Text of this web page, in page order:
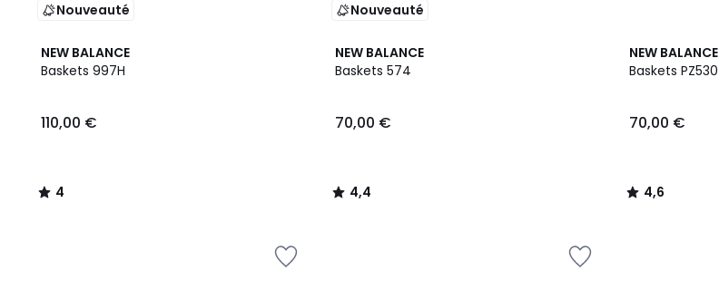
Nouveauté
NEW BALANCE
Baskets 997H
110,00 €
4
/
4
/
Nouveauté
NEW BALANCE
Baskets 574
70,00 €
4,4
/ 5
4,4
/
NEW BALANCE
Baskets PZ530
70,00 €
4,6
/ 5
2
Couleurs
4,6
/